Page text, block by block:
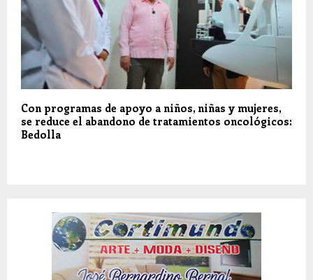
Con programas de apoyo a niños, niñas y mujeres,
se reduce el abandono de tratamientos oncológicos:
Bedolla